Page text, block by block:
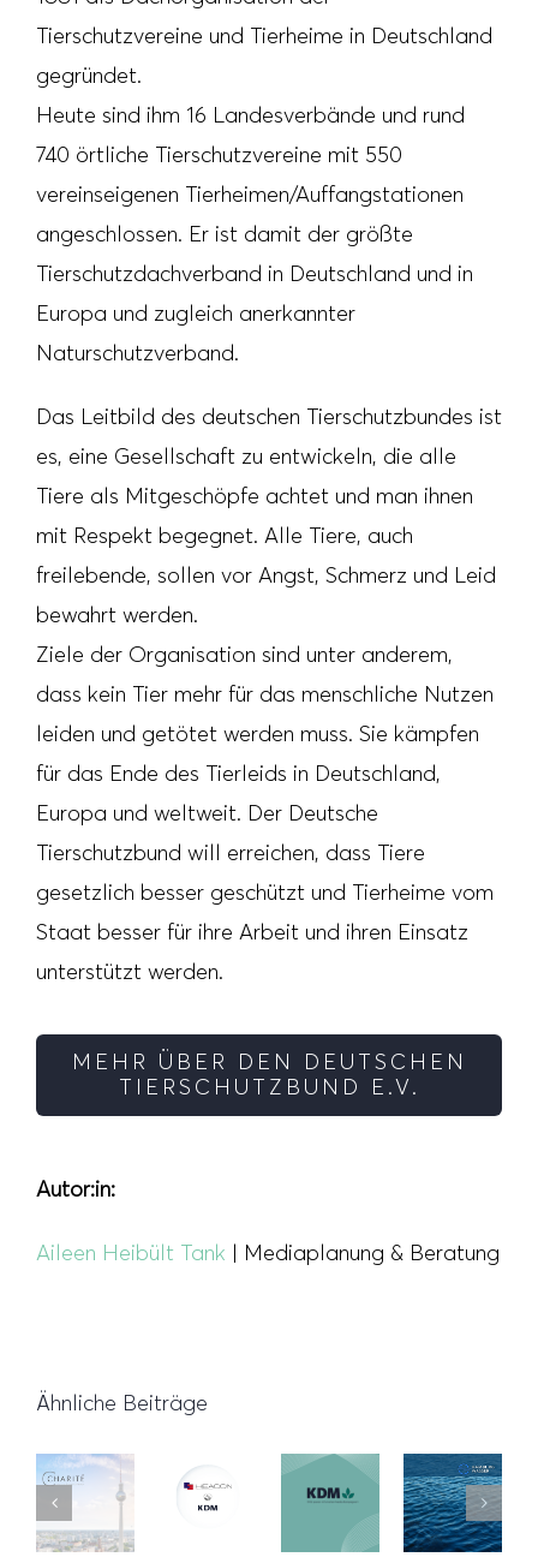
Tierschutzvereine und Tierheime in Deutschland
gegründet.
Heute sind ihm 16 Landesverbände und rund
740 örtliche Tierschutzvereine mit 550
vereinseigenen Tierheimen/Auffangstationen
angeschlossen. Er ist damit der größte
Tierschutzdachverband in Deutschland und in
Europa und zugleich anerkannter
Naturschutzverband.
Das Leitbild des deutschen Tierschutzbundes ist
es, eine Gesellschaft zu entwickeln, die alle
Tiere als Mitgeschöpfe achtet und man ihnen
mit Respekt begegnet. Alle Tiere, auch
freilebende, sollen vor Angst, Schmerz und Leid
bewahrt werden.
Ziele der Organisation sind unter anderem,
dass kein Tier mehr für das menschliche Nutzen
leiden und getötet werden muss. Sie kämpfen
für das Ende des Tierleids in Deutschland,
Europa und weltweit. Der Deutsche
Tierschutzbund will erreichen, dass Tiere
gesetzlich besser geschützt und Tierheime vom
Staat besser für ihre Arbeit und ihren Einsatz
unterstützt werden.
MEHR ÜBER DEN DEUTSCHEN
TIERSCHUTZBUND E.V.
Autor:in:
Aileen Heibült Tank | Mediaplanung & Beratung
Ähnliche Beiträge
Ausbildungskampagne
Charité
unserer
Partnerschaft
Klimaoptimierung
in der
Mediaplanung
Etat-
Gewinn
HAMBURG
WASSER